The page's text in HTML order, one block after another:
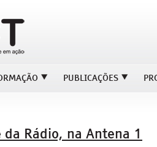
PUBLICAÇÕES
da Rádio, na Antena 1